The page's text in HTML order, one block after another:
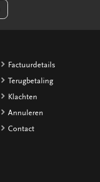
Factuurdetails
Terugbetaling
Klachten
Annuleren
Contact